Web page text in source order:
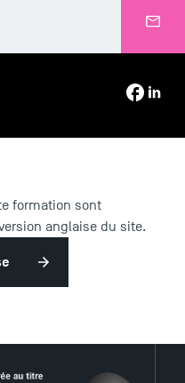
formation sont
anglaise du site.